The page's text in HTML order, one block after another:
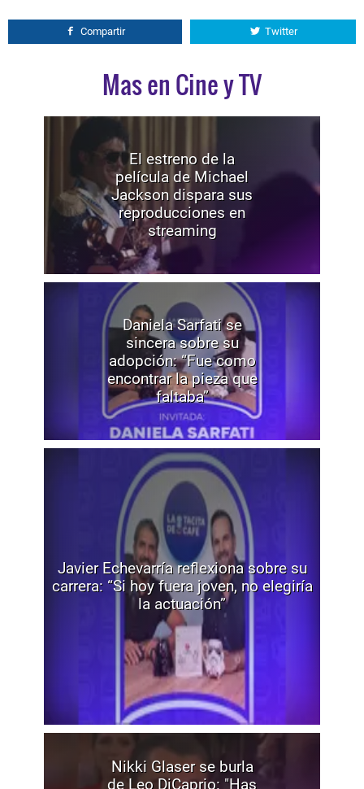
Compartir Twitter
Mas en Cine y TV
El estreno de la
película de Michael
Jackson dispara sus
reproducciones en
streaming
Daniela Sarfati se
sincera sobre su
adopción: “Fue como
encontrar la pieza que
faltaba”
Javier Echevarría reflexiona sobre su
carrera: “Si hoy fuera joven, no elegiría
la actuación”
Nikki Glaser se burla
de Leo DiCaprio: "Has